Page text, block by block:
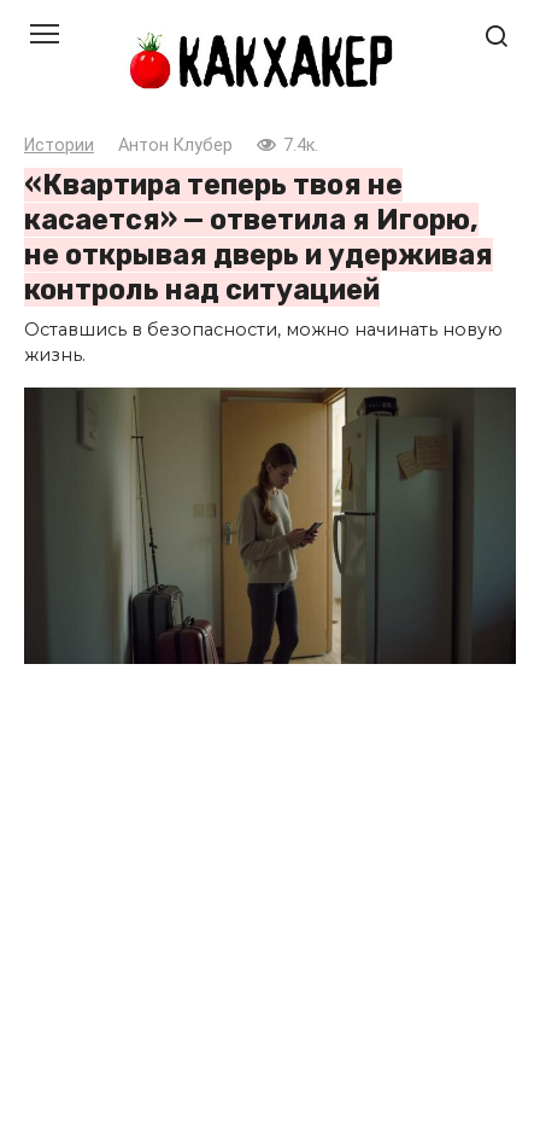
Истории Антон Клубер 7.4к.
«Квартира теперь твоя не
касается» — ответила я Игорю,
не открывая дверь и удерживая
контроль над ситуацией
Оставшись в безопасности, можно начинать новую
жизнь.